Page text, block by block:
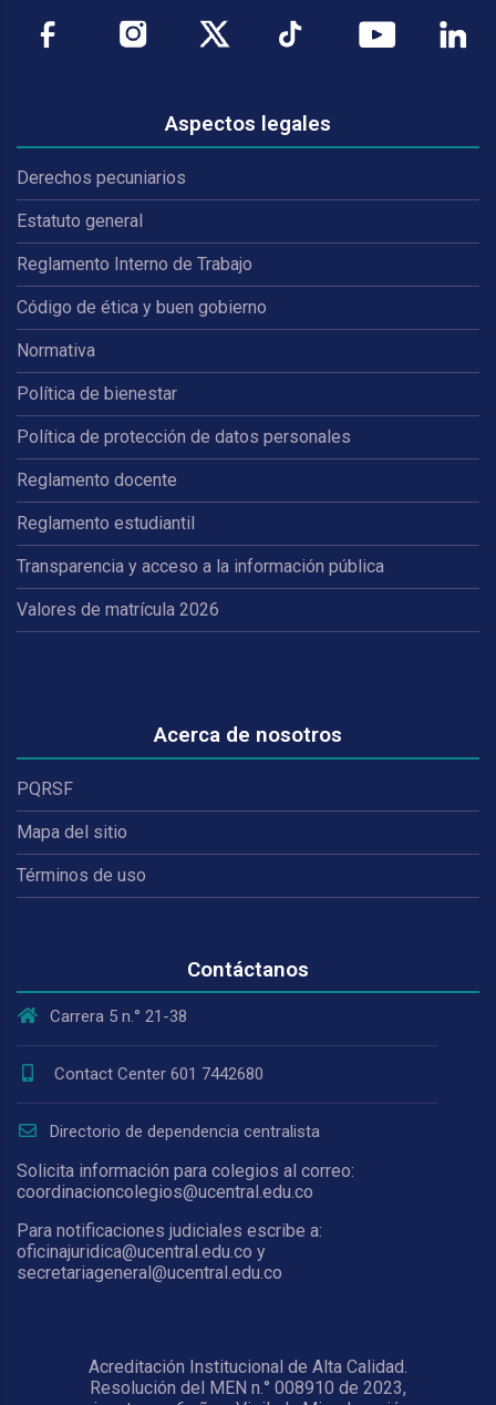
Aspectos legales
Derechos pecuniarios
Estatuto general
Reglamento Interno de Trabajo
Código de ética y buen gobierno
Normativa
Política de bienestar
Política de protección de datos personales
Reglamento docente
Reglamento estudiantil
Transparencia y acceso a la información pública
Valores de matrícula 2026
Acerca de nosotros
PQRSF
Mapa del sitio
Términos de uso
Contáctanos
Carrera 5 n.° 21-38
Contact Center 601 7442680
Directorio de dependencia centralista
Solicita información para colegios al correo:
coordinacioncolegios@ucentral.edu.co
Para notificaciones judiciales escribe a:
oficinajuridica@ucentral.edu.co y
secretariageneral@ucentral.edu.co
Acreditación Institucional de Alta Calidad.
Resolución del MEN n.° 008910 de 2023,